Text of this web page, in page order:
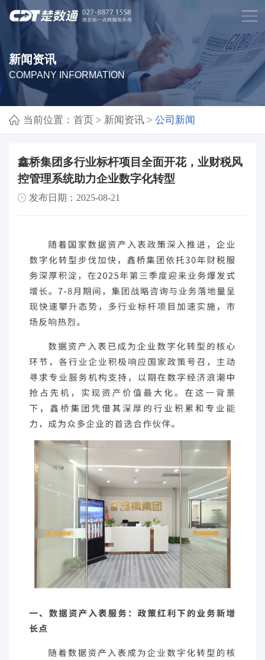
新闻资讯
COMPANY INFORMATION
当前位置： 首页> 新闻资讯> 公司新闻
鑫桥集团多行业标杆项目全面开花，业财税风
控管理系统助力企业数字化转型
发布日期：2025-08-21